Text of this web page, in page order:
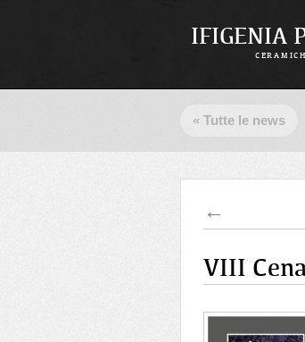
IFIGENIA
« Tutte le news
←
VIII